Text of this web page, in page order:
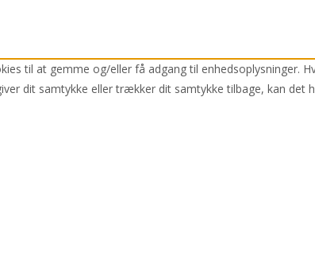
til at gemme og/eller få adgang til enhedsoplysninger.
dit samtykke eller trækker dit samtykke tilbage, kan det